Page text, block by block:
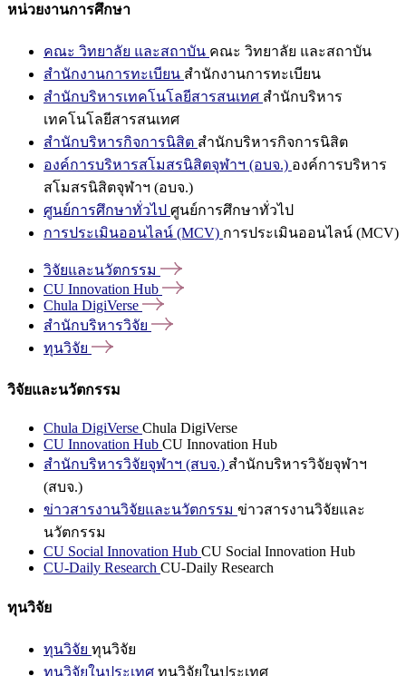
หน่วยงานการศึกษา
คณะ วิทยาลัย และสถาบัน คณะ วิทยาลัย และสถาบัน
สำนักงานการทะเบียน สำนักงานการทะเบียน
สำนักบริหารเทคโนโลยีสารสนเทศ สำนักบริหาร
เทคโนโลยีสารสนเทศ
สำนักบริหารกิจการนิสิต สำนักบริหารกิจการนิสิต
องค์การบริหารสโมสรนิสิตจุฬาฯ (อบจ.) องค์การบริหาร
สโมสรนิสิตจุฬาฯ (อบจ.)
ศูนย์การศึกษาทั่วไป ศูนย์การศึกษาทั่วไป
การประเมินออนไลน์ (MCV) การประเมินออนไลน์ (MCV)
วิจัยและนวัตกรรม
CU Innovation Hub
Chula DigiVerse
สำนักบริหารวิจัย
ทุนวิจัย
วิจัยและนวัตกรรม
Chula DigiVerse Chula DigiVerse
CU Innovation Hub CU Innovation Hub
สำนักบริหารวิจัยจุฬาฯ (สบจ.) สำนักบริหารวิจัยจุฬาฯ
(สบจ.)
ข่าวสารงานวิจัยและนวัตกรรม ข่าวสารงานวิจัยและ
นวัตกรรม
CU Social Innovation Hub CU Social Innovation Hub
CU-Daily Research CU-Daily Research
ทุนวิจัย
ทุนวิจัย ทุนวิจัย
ทุนวิจัยในประเทศ ทุนวิจัยในประเทศ